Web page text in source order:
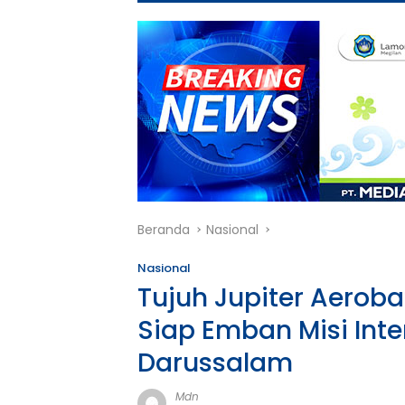
Beranda Nasional
Nasional
Tujuh Jupiter
Siap Emban Misi
Darussalam
Mdn